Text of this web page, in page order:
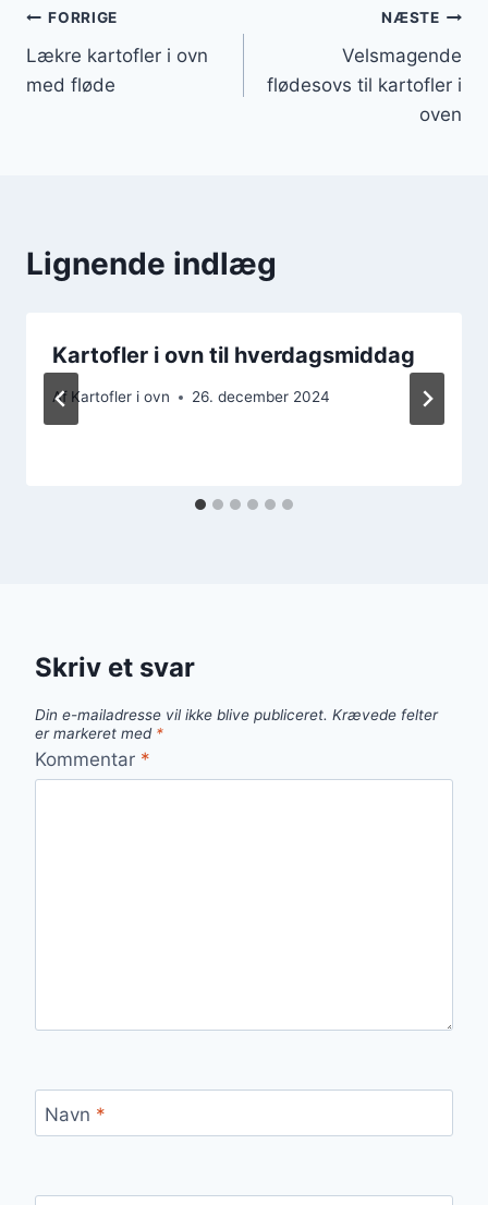
Indlægsnavigation
FORRIGE
Lækre kartofler i ovn
med fløde
NÆSTE
Velsmagende
flødesovs til kartofler i
oven
Lignende indlæg
Kartofler i ovn til hverdagsmiddag
Af Kartofler i ovn 26. december 2024
Skriv et svar
Din e-mailadresse vil ikke blive publiceret. Krævede felter
er markeret med *
Kommentar *
Navn *